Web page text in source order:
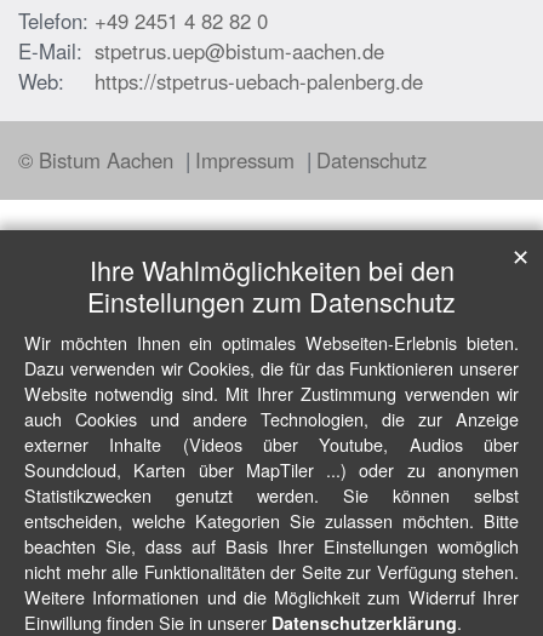
Telefon: +49 2451 4 82 82 0
E-Mail: stpetrus.uep@bistum-aachen.de
Web:
https://stpetrus-uebach-palenberg.de
© Bistum Aachen Impressum Datenschutz
Ihre Wahlmöglichkeiten bei den
Einstellungen zum Datenschutz
Wir möchten Ihnen ein optimales Webseiten-Erlebnis bieten.
Dazu verwenden wir Cookies, die für das Funktionieren unserer
Website notwendig sind. Mit Ihrer Zustimmung verwenden wir
auch Cookies und andere Technologien, die zur Anzeige
externer Inhalte (Videos über Youtube, Audios über
Soundcloud, Karten über MapTiler ...) oder zu anonymen
Statistikzwecken genutzt werden. Sie können selbst
entscheiden, welche Kategorien Sie zulassen möchten. Bitte
beachten Sie, dass auf Basis Ihrer Einstellungen womöglich
nicht mehr alle Funktionalitäten der Seite zur Verfügung stehen.
Weitere Informationen und die Möglichkeit zum Widerruf Ihrer
Einwillung finden Sie in unserer Datenschutzerklärung.
✕